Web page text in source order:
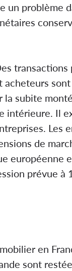
un problème
transactions
acheteurs
subite
intérieure. Il
Les
de
européenne
prévue à
en
sont